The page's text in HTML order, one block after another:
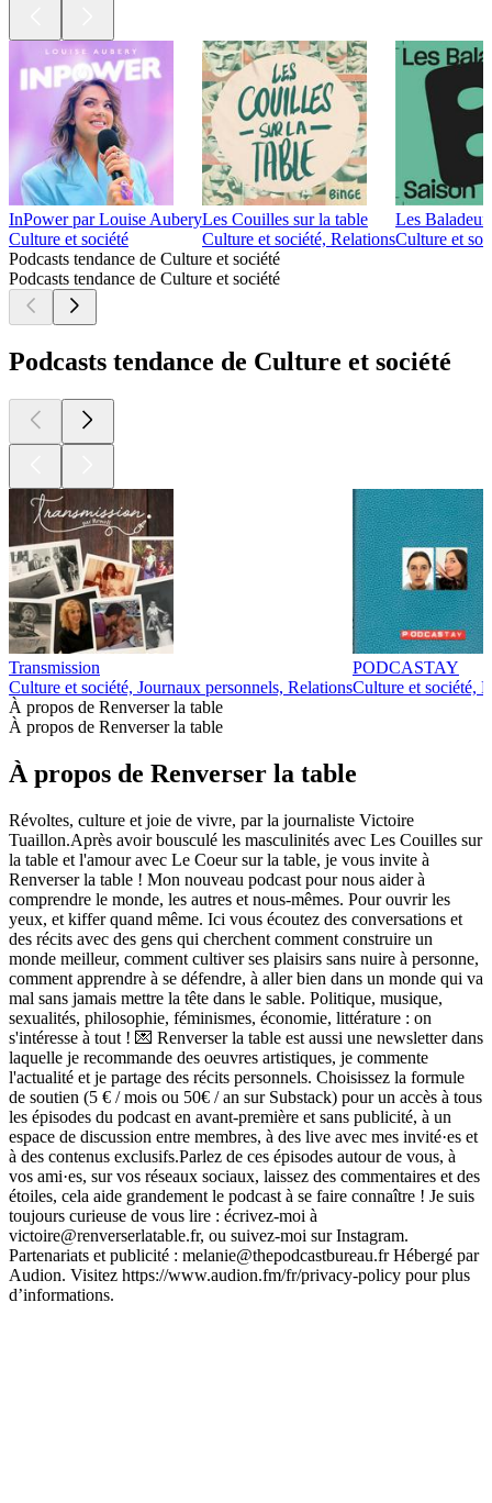
InPower par Louise Aubery
Culture et société
Les Couilles sur la table
Culture et société, Relations
Les
Culture et
Podcasts tendance de Culture et société
Podcasts tendance de Culture et société
Podcasts tendance de Culture et société
Transmission
Culture et société, Journaux personnels, Relations
PODCASTAY
Culture et société,
À propos de Renverser la table
À propos de Renverser la table
À propos de Renverser la table
Révoltes, culture et joie de vivre, par la journaliste Victoire
Tuaillon.Après avoir bousculé les masculinités avec Les Couilles sur
la table et l'amour avec Le Coeur sur la table, je vous invite à
Renverser la table ! Mon nouveau podcast pour nous aider à
comprendre le monde, les autres et nous-mêmes. Pour ouvrir les
yeux, et kiffer quand même. Ici vous écoutez des conversations et
des récits avec des gens qui cherchent comment construire un
monde meilleur, comment cultiver ses plaisirs sans nuire à personne,
comment apprendre à se défendre, à aller bien dans un monde qui va
mal sans jamais mettre la tête dans le sable. Politique, musique,
sexualités, philosophie, féminismes, économie, littérature : on
s'intéresse à tout ! 💌 Renverser la table est aussi une newsletter dans
laquelle je recommande des oeuvres artistiques, je commente
l'actualité et je partage des récits personnels. Choisissez la formule
de soutien (5 € / mois ou 50€ / an sur Substack) pour un accès à tous
les épisodes du podcast en avant-première et sans publicité, à un
espace de discussion entre membres, à des live avec mes invité·es et
à des contenus exclusifs.Parlez de ces épisodes autour de vous, à
vos ami·es, sur vos réseaux sociaux, laissez des commentaires et des
étoiles, cela aide grandement le podcast à se faire connaître ! Je suis
toujours curieuse de vous lire : écrivez-moi à
victoire@renverserlatable.fr, ou suivez-moi sur Instagram.
Partenariats et publicité : melanie@thepodcastbureau.fr Hébergé par
Audion. Visitez https://www.audion.fm/fr/privacy-policy pour plus
d’informations.